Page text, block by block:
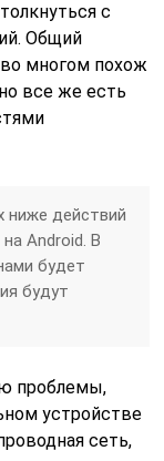
с
Общий
многом похож
все же есть
ниже действий
Android. В
будет
будут
проблемы,
устройстве
сеть,